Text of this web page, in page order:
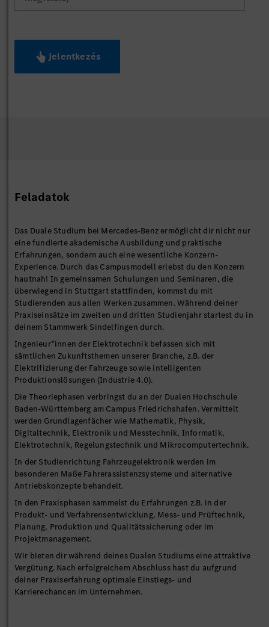
Jelentkezés
Feladatok
Das Duale Studium bei Mercedes-Benz ermöglicht dir nicht nur
eine fundierte akademische Ausbildung und praktische
Erfahrungen, sondern auch eine wesentliche Konzern-
Experience. Durch das Campusmodell erlebst du den Konzern
hautnah! In gemeinsamen Schulungen und Seminaren, die
überwiegend in Stuttgart stattfinden, kommst du mit
Studierenden aus allen Werken zusammen. Während deiner
Praxiseinsätze im zweiten und dritten Studienjahr startest du in
deinem Stammwerk Sindelfingen durch.
Ingenieur*innen der Elektrotechnik befassen sich mit
sämtlichen Zukunftsthemen unserer Branche, z.B. der
Elektrifizierung der Fahrzeuge sowie intelligenten
Produktionslösungen (Industrie 4.0).
Die Theoriephasen verbringst du an der Dualen Hochschule
Baden-Württemberg am Campus Friedrichshafen. Vermittelt
werden Grundlagenfächer wie Mathematik, Physik,
Digitaltechnik, Elektronik und Messtechnik, Informatik,
Elektrotechnik, Regelungstechnik und Mikrocomputertechnik.
In der Studienrichtung Fahrzeugelektronik werden im
besonderen Maße Fahrerassistenzsysteme und alternative
Antriebskonzepte behandelt.
In den Praxisphasen sammelst du Erfahrungen z.B. in der
Produkt- und Verfahrensentwicklung, Mess- und Prüftechnik,
Planung, Produktion und Qualitätssicherung oder im
Projektmanagement.
Wir bieten dir während deines Dualen Studiums eine attraktive
Vergütung. Nach erfolgreichem Abschluss hast du aufgrund
deiner Praxiserfahrung optimale Einstiegs- und
Karrierechancen im Unternehmen.